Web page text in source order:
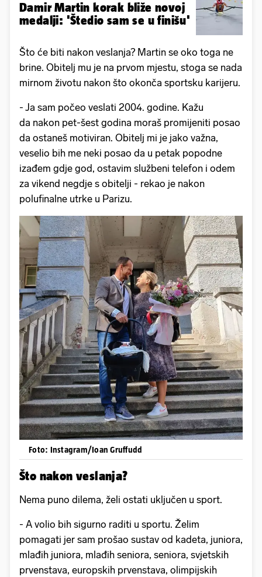
Damir Martin korak bliže novoj
medalji: 'Štedio sam se u finišu'
Što će biti nakon veslanja? Martin se oko toga ne
brine. Obitelj mu je na prvom mjestu, stoga se nada
mirnom životu nakon što okonča sportsku karijeru.
- Ja sam počeo veslati 2004. godine. Kažu
da nakon pet-šest godina moraš promijeniti posao
da ostaneš motiviran. Obitelj mi je jako važna,
veselio bih me neki posao da u petak popodne
izađem gdje god, ostavim službeni telefon i odem
za vikend negdje s obitelji - rekao je nakon
polufinalne utrke u Parizu.
Foto: Instagram/Ioan Gruffudd
Što nakon veslanja?
Nema puno dilema, želi ostati uključen u sport.
- A volio bih sigurno raditi u sportu. Želim
pomagati jer sam prošao sustav od kadeta, juniora,
mlađih juniora, mlađih seniora, seniora, svjetskih
prvenstava, europskih prvenstava, olimpijskih